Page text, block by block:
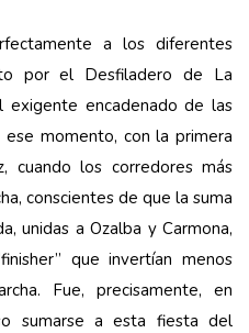
a los diferentes
por el Desfiladero de La
encadenado de las
momento, con la primera
cuando los corredores más
conscientes de que la suma
unidas a Ozalba y Carmona,
que invertían menos
Fue, precisamente, en
sumarse a esta fiesta del